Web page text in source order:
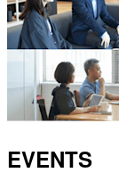
EVENTS